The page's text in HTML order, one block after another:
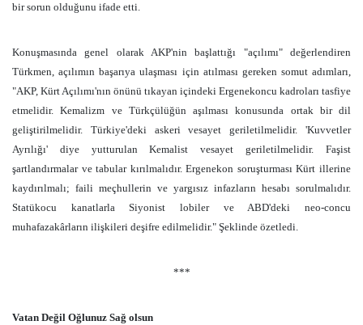
bir sorun olduğunu ifade etti.
Konuşmasında genel olarak AKP'nin başlattığı "açılımı" değerlendiren
Türkmen, açılımın başarıya ulaşması için atılması gereken somut adımları,
"AKP, Kürt Açılımı'nın önünü tıkayan içindeki Ergenekoncu kadroları tasfiye
etmelidir. Kemalizm ve Türkçülüğün aşılması konusunda ortak bir dil
geliştirilmelidir. Türkiye'deki askeri vesayet geriletilmelidir. 'Kuvvetler
Ayrılığı' diye yutturulan Kemalist vesayet geriletilmelidir. Faşist
şartlandırmalar ve tabular kırılmalıdır. Ergenekon soruşturması Kürt illerine
kaydırılmalı; faili meçhullerin ve yargısız infazların hesabı sorulmalıdır.
Statükocu kanatlarla Siyonist lobiler ve ABD'deki neo-concu
muhafazakârların ilişkileri deşifre edilmelidir." Şeklinde özetledi.
***
Vatan Değil Oğlunuz Sağ olsun